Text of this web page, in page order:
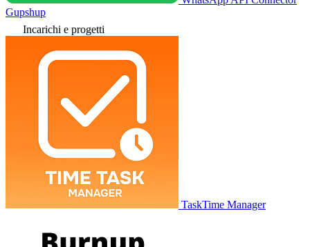
Gupshup
Incarichi e progetti
TaskTime Manager